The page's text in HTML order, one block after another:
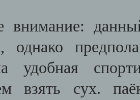
внимание:
однако
удобная
взять сух.